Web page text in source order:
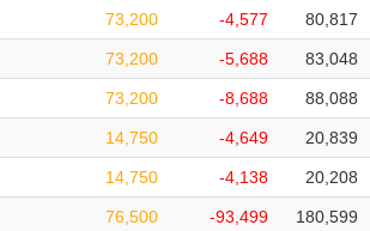
73,200 -4,577 80,817
73,200 -5,688 83,048
73,200 -8,688 88,088
14,750 -4,649 20,839
14,750 -4,138 20,208
76,500 -93,499 180,599